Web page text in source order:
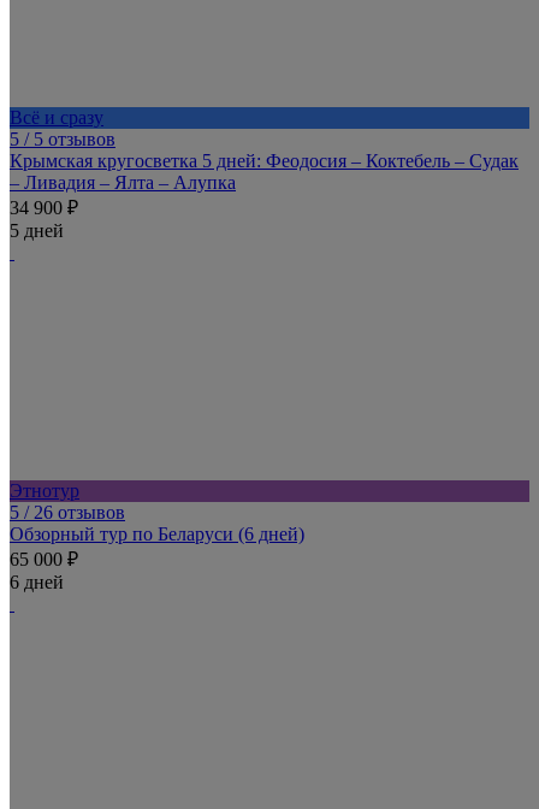
Всё и сразу
5 / 5 отзывов
Крымская кругосветка 5 дней: Феодосия – Коктебель – Судак
– Ливадия – Ялта – Алупка
34 900 ₽
5 дней
Этнотур
5 / 26 отзывов
Обзорный тур по Беларуси (6 дней)
65 000 ₽
6 дней